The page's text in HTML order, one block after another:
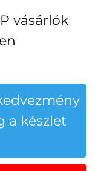
vásárlók
a készlet